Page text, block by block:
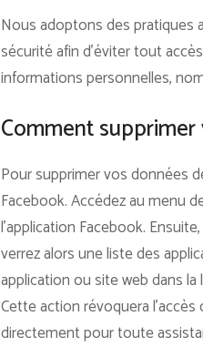
Nous adoptons des pratiques
sécurité afin d’éviter tout
informations personnelles,
Comment
Pour supprimer vos données
Facebook. Accédez au menu
l’application Facebook.
verrez alors une liste des
application ou site web dans la
Cette action révoquera
directement pour toute